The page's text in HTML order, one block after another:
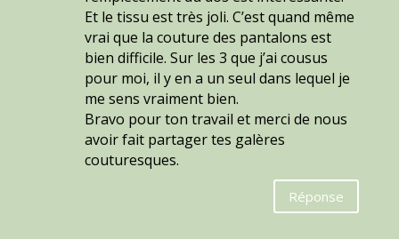
Et le tissu est très joli. C’est quand même
vrai que la couture des pantalons est
bien difficile. Sur les 3 que j’ai cousus
pour moi, il y en a un seul dans lequel je
me sens vraiment bien.
Bravo pour ton travail et merci de nous
avoir fait partager tes galères
couturesques.
Réponse